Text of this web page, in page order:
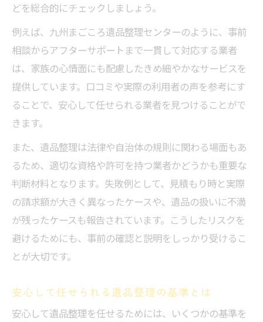
どを総合的にチェックしましょう。
例えば、九州まごころ遺品整理センターのように、事前
相談からアフターサポートまで一貫して対応する業者
は、家族の心情面にも配慮したきめ細やかなサービスを
提供しています。口コミや実際の利用者の声を参考にす
ることで、安心して任せられる業者を見つけることがで
きます。
また、遺品整理は法律や自治体の規則に関わる場面もあ
るため、適切な資格や許可を持つ業者かどうかも重要な
判断材料となります。失敗例として、見積もり時と実際
の請求額が大きく異なったケースや、遺品の扱いに不満
が残ったケースも報告されています。こうしたリスクを
避けるためにも、事前の確認と説明をしっかり受けるこ
とが大切です。
安心して任せられる遺品整理の基準とは
安心して遺品整理を任せるためには、いくつかの基準を